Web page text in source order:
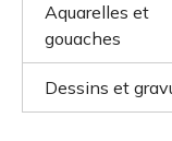
Aquarelles et
gouaches
Dessins et